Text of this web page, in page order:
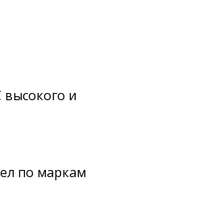
и
по маркам